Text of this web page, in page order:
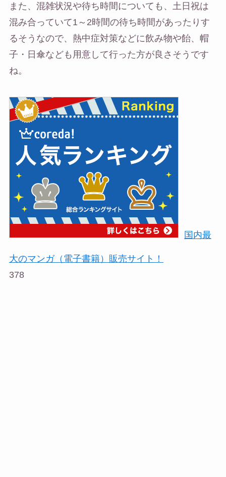
また、混雑状況や待ち時間についても、土日祝は
混み合っていて1～2時間の待ち時間があったりす
るそうなので、熱中症対策などに飲み物や飴、帽
子・日傘なども用意して行った方が良さそうです
ね。
国内最
大のマンガ（電子書籍）販売サイト！
378